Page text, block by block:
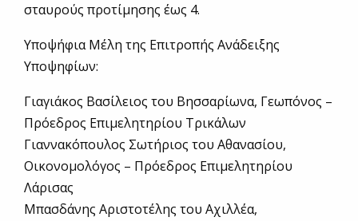
σταυρούς προτίμησης έως 4.
Υποψήφια Μέλη της Επιτροπής Ανάδειξης
Υποψηφίων:
Γιαγιάκος Βασίλειος του Βησσαρίωνα, Γεωπόνος –
Πρόεδρος Επιμελητηρίου Τρικάλων
Γιαννακόπουλος Σωτήριος του Αθανασίου,
Οικονομολόγος – Πρόεδρος Επιμελητηρίου
Λάρισας
Μπασδάνης Αριστοτέλης του Αχιλλέα,